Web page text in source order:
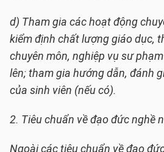
d) Tham gia các hoạt động
kiểm định chất lượng giáo dục,
chuyên môn, nghiệp vụ sư
lên; tham gia hướng dẫn, đánh
của sinh viên (nếu có).
2. Tiêu chuẩn về đạo đức nghề
Ngoài các tiêu chuẩn về đạo